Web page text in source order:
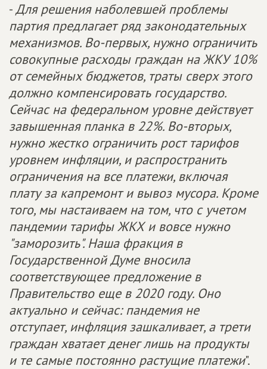
-Для решения наболевшей проблемы
партия предлагает ряд законодательных
механизмов. Во-первых, нужно ограничить
совокупные расходы граждан на ЖКУ 10%
от семейных бюджетов, траты сверх этого
должно компенсировать государство.
Сейчас на федеральном уровне действует
завышенная планка в 22%. Во-вторых,
нужно жестко ограничить рост тарифов
уровнем инфляции, и распространить
ограничения на все платежи, включая
плату за капремонт и вывоз мусора. Кроме
того, мы настаиваем на том, что с учетом
пандемии тарифы ЖКХ и вовсе нужно
"заморозить". Наша фракция в
Государственной Думе вносила
соответствующее предложение в
Правительство еще в 2020 году. Оно
актуально и сейчас: пандемия не
отступает, инфляция зашкаливает, а трети
граждан хватает денег лишь на продукты
и те самые постоянно растущие платежи".